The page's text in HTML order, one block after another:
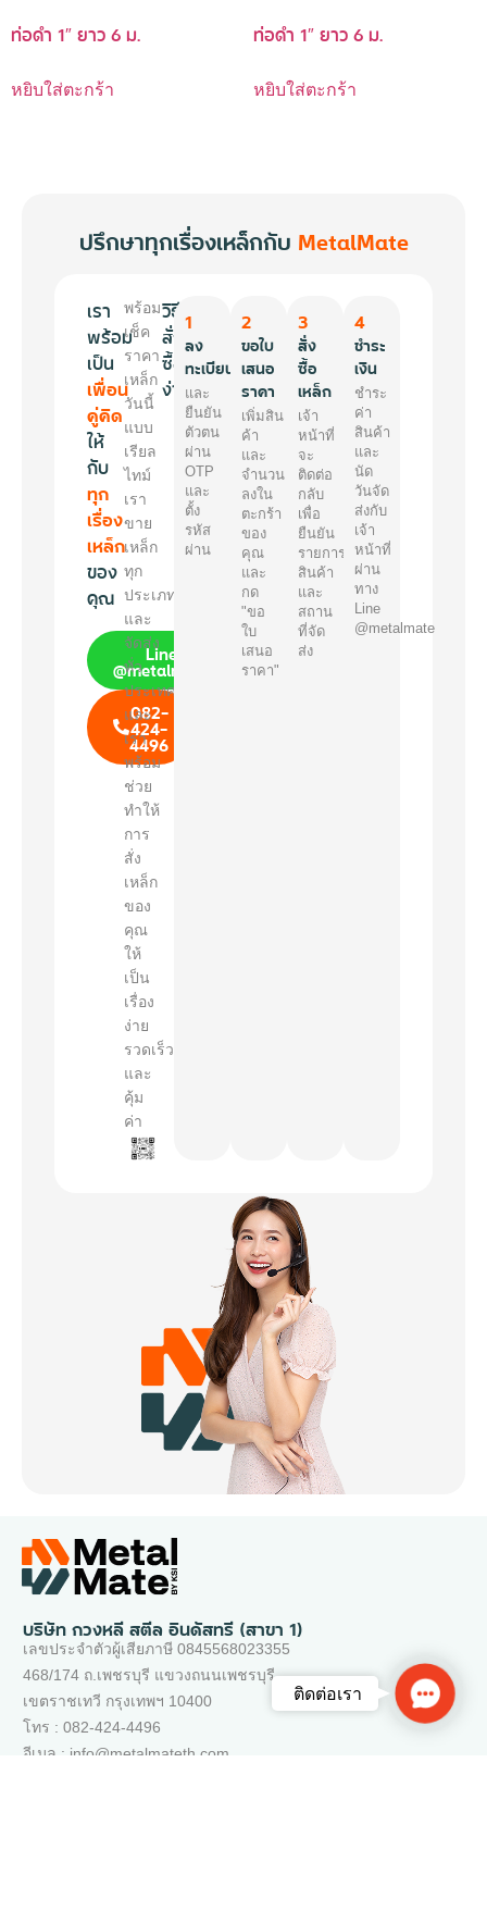
ท่อดำ 1″ ยาว 6 ม.
หยิบใส่ตะกร้า
ท่อดำ 1″ ยาว 6 ม.
หยิบใส่ตะกร้า
ปรึกษาทุกเรื่องเหล็กกับ MetalMate
เรา
พร้อม
เป็น
เพื่อน
คู่คิด
ให้
กับ
ทุก
เรื่อง
เหล็ก
ของ
คุณ
Line
@metalmate
082-
424-
4496
พร้อม
เช็ค
ราคา
เหล็ก
วันนี้
แบบ
เรียล
ไทม์
เรา
ขาย
เหล็ก
ทุก
ประเภท
และ
จัดส่ง
ทั่ว
ประเทศ
และ
เรา
พร้อม
ช่วย
ทำให้
การ
สั่ง
เหล็ก
ของ
คุณ
ให้
เป็น
เรื่อง
ง่าย
รวดเร็ว
และ
คุ้ม
ค่า
วิธี
สั่ง
ซื้อ
ง่ายๆ
1
ลง
ทะเบียน
และ
ยืนยัน
ตัวตน
ผ่าน
OTP
และ
ตั้ง
รหัส
ผ่าน
2
ขอใบ
เสนอ
ราคา
เพิ่มสิน
ค้า
และ
จำนวน
ลงใน
ตะกร้า
ของ
คุณ
และ
กด
"ขอ
ใบ
เสนอ
ราคา"
3
สั่ง
ซื้อ
เหล็ก
เจ้า
หน้าที่
จะ
ติดต่อ
กลับ
เพื่อ
ยืนยัน
รายการ
สินค้า
และ
สถาน
ที่จัด
ส่ง
4
ชำระ
เงิน
ชำระ
ค่า
สินค้า
และ
นัด
วันจัด
ส่งกับ
เจ้า
หน้าที่
ผ่าน
ทาง
Line
@metalmate
บริษัท กวงหลี สตีล อินดัสทรี (สาขา 1)
เลขประจำตัวผู้เสียภาษี 0845568023355
468/174 ถ.เพชรบุรี แขวงถนนเพชรบุรี
เขตราชเทวี กรุงเทพฯ 10400
โทร : 082-424-4496
อีเมล : info@metalmateth.com
Us
ติดต่อเรา